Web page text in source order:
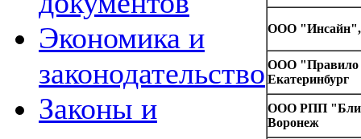
Экономика и
законодательство
Законы и
ООО "Инсайн",
ООО "Правило
Екатеринбург
ООО РПП
Воронеж